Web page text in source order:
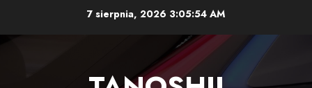
7 sierpnia, 2026 3:05:55 AM